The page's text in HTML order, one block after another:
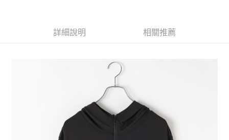
1.本服務由台灣大哥大提供，台灣大哥大用戶可立即使用無須另外申請。
2.付款方式選擇「大哥付你分期」，訂單成立後會自動跳轉到大哥付的交易
流程，驗證手機門號後，選擇欲分期的期數、繳款截止日，確認付款後即完
3.實際核准額度、可分期數及費用金額請依後續交易確認頁面所載為準。
4.訂單成立30分鐘內，如未前往確認交易或遇審核未通過，訂單將自動取
消。如遇「轉專審核」未通過狀況，表示未達大哥付你分期系統評分，恕無
法說明評估內容。
AFTEE先享後付是「在收到商品之後才付款」的支付方式。 讓您購物簡單便
１．簡單：不需註冊會員、不需綁卡、不需儲值。
２．便利：只要手機號碼，簡訊認證，即可結帳。
詳細說明 相關推薦